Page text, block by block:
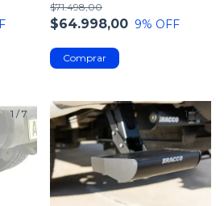
$64.998,00
$71.498,00
9% OFF
1 /7 1/7